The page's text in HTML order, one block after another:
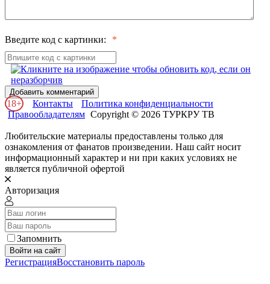
Введите код с картинки:
Добавить комментарий
18+ Контакты
Политика конфиденциальности
Правообладателям Copyright © 2026 ТУРКРУ ТВ
Любительские материалы предоставлены только для
ознакомления от фанатов произведении. Наш сайт носит
информационный характер и ни при каких условиях не
является публичной офертой
Авторизация
Запомнить
Войти на сайт
РегистрацияВосстановить пароль